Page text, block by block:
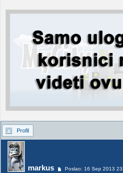
Profil
markus Poslao: 16 Sep 2013